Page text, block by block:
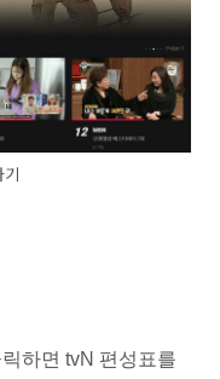
하면 tvN 편성표를